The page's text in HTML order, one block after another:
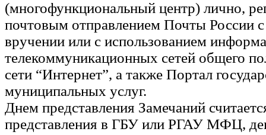
(многофункциональный центр) лично,
почтовым отправлением Почты России
вручении или с использованием
телекоммуникационных сетей общего
сети “Интернет”, а также Портал
муниципальных услуг.
Днем представления Замечаний
представления в ГБУ или РГАУ МФЦ,